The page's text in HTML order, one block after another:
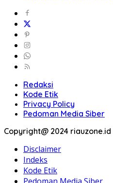
Redaksi
Kode Etik
Privacy Policy
Pedoman Media Siber
Copyright@ 2024
Disclaimer
Indeks
Kode Etik
Pedoman Media Siber